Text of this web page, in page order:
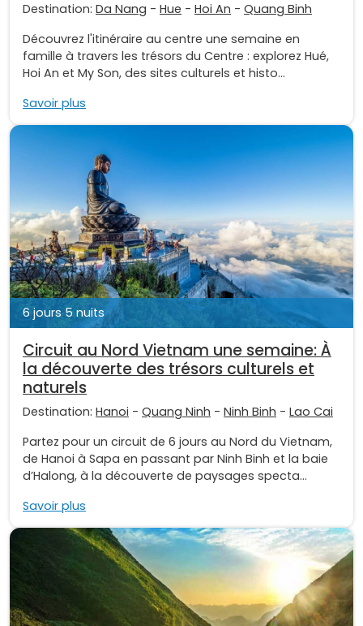
Destination: Da Nang - Hue - Hoi An - Quang Binh
Découvrez l'itinéraire au centre une semaine en
famille à travers les trésors du Centre : explorez Hué,
Hoi An et My Son, des sites culturels et histo...
Savoir plus
6 jours 5 nuits
Circuit au Nord Vietnam une semaine: À
la découverte des trésors culturels et
naturels
Destination: Hanoi - Quang Ninh - Ninh Binh - Lao Cai
Partez pour un circuit de 6 jours au Nord du Vietnam,
de Hanoi à Sapa en passant par Ninh Binh et la baie
d’Halong, à la découverte de paysages specta...
Savoir plus